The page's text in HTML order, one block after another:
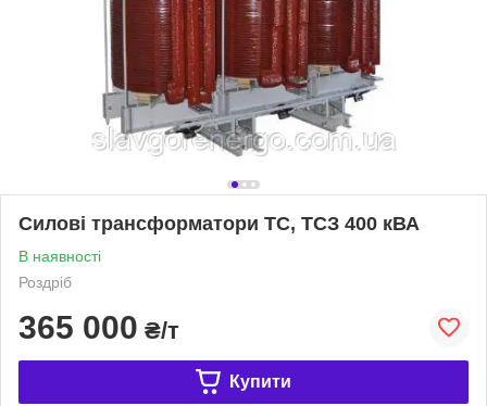
Силові трансформатори ТС, ТСЗ 400 кВА
В наявності
Роздріб
365 000 ₴/т
Купити